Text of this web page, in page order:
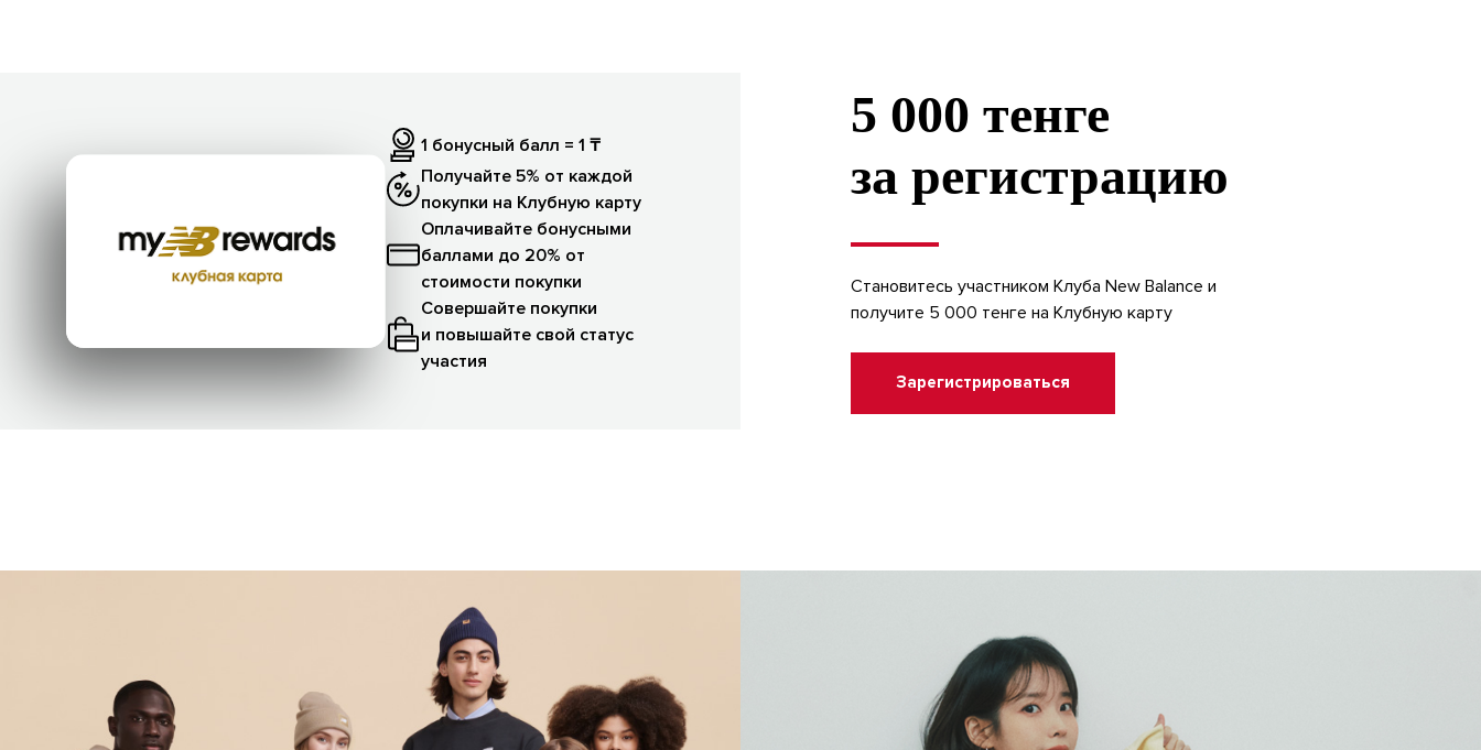
1 бонусный балл = 1 ₸
Получайте 5% от каждой
покупки на Клубную карту
Оплачивайте бонусными
баллами до 20% от
стоимости покупки
Совершайте покупки
и повышайте свой статус
участия
5 000 тенге
за регистрацию
Становитесь участником Клуба New Balance и
получите 5 000 тенге на Клубную карту
Зарегистрироваться